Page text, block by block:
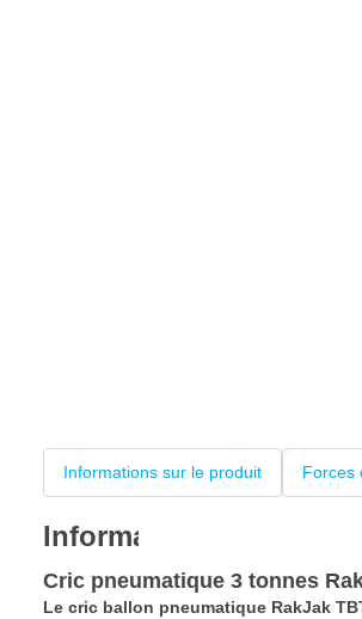
Informations sur le produit Forces
Informations sur le
Cric pneumatique 3 tonnes
Le cric ballon pneumatique RakJak